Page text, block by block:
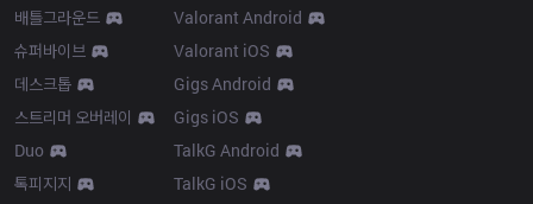
배틀그라운드
슈퍼바이브
데스크톱
스트리머 오버레이
Duo
톡피지지
Valorant Android
Valorant iOS
Gigs Android
Gigs iOS
TalkG Android
TalkG iOS